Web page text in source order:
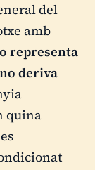
del
amb
representa
deriva
quina